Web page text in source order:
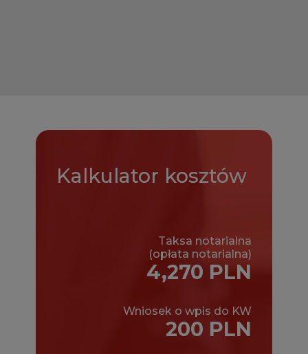
Kalkulator kosztów
Taksa notarialna
(opłata notarialna)
4,270 PLN
Wniosek o wpis do KW
200 PLN